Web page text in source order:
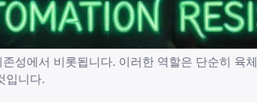
성에서 비롯됩니다. 이러한 역할은 단순히 육
입니다.